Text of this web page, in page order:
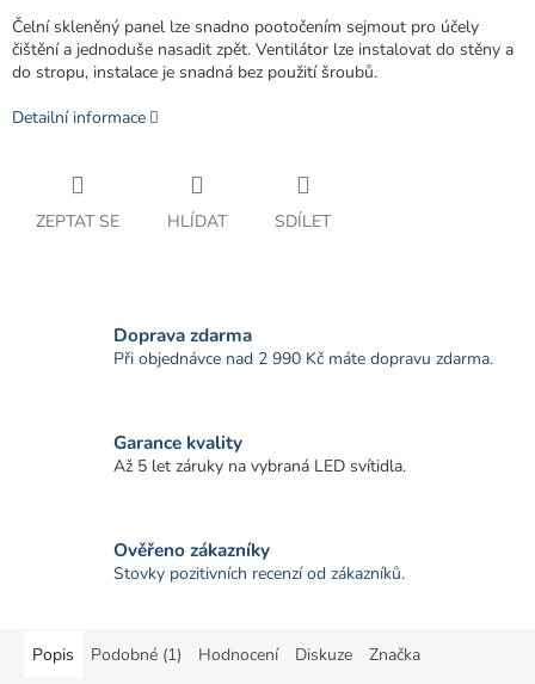
Čelní skleněný panel lze snadno pootočením sejmout pro účely
čištění a jednoduše nasadit zpět. Ventilátor lze instalovat do stěny a
do stropu, instalace je snadná bez použití šroubů.
Detailní informace
ZEPTAT SE HLÍDAT SDÍLET
Doprava zdarma
Při objednávce nad 2 990 Kč máte dopravu zdarma.
Garance kvality
Až 5 let záruky na vybraná LED svítidla.
Ověřeno zákazníky
Stovky pozitivních recenzí od zákazníků.
Popis Podobné (1) Hodnocení Diskuze Značka